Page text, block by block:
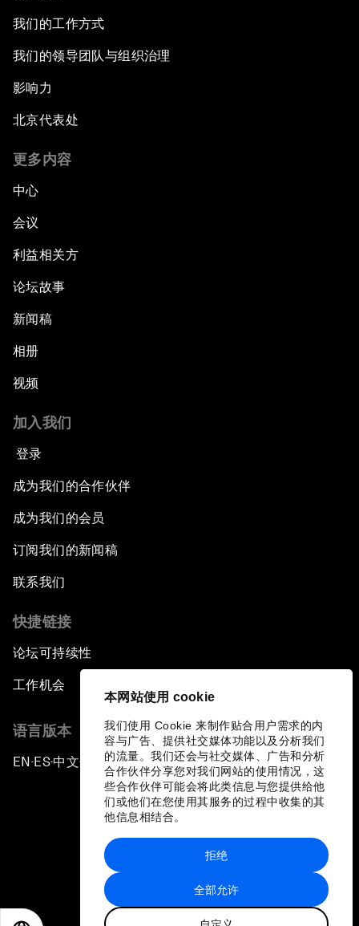
本网站使用 cookie
我们使用 Cookie 来制作贴合用户需求的内
容与广告、提供社交媒体功能以及分析我们
的流量。我们还会与社交媒体、广告和分析
合作伙伴分享您对我们网站的使用情况，这
些合作伙伴可能会将此类信息与您提供给他
们或他们在您使用其服务的过程中收集的其
他信息相结合。
全部允许
拒绝
我们的工作方式
我们的领导团队与组织治理
影响力
北京代表处
更多内容
中心
会议
利益相关方
论坛故事
新闻稿
相册
视频
加入我们
登录
成为我们的合作伙伴
成为我们的会员
订阅我们的新闻稿
联系我们
快捷链接
论坛可持续性
工作机会
语言版本
EN ▪ES▪中文▪ 日本語
站点地图